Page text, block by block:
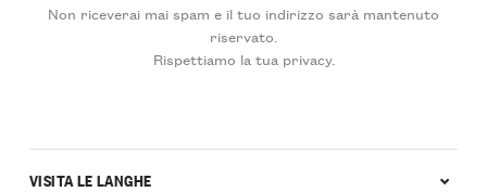
Non riceverai mai spam e il tuo indirizzo sarà mantenuto
riservato.
Rispettiamo la tua privacy.
VISITA LE LANGHE